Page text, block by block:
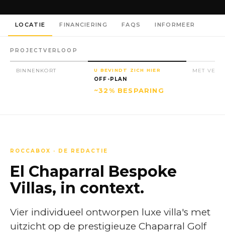
LOCATIE FINANCIERING FAQS INFORMEER
PROJECTVERLOOP
BINNENKORT U BEVINDT ZICH HIER
OFF-PLAN
~32% BESPARING
MET
ROCCABOX · DE REDACTIE
El Chaparral Bespoke
Villas, in context.
Vier individueel ontworpen luxe villa's met
uitzicht op de prestigieuze Chaparral Golf